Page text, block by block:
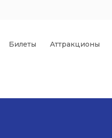
Билеты Аттракционы